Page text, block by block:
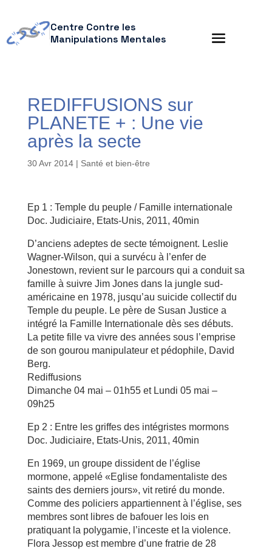
Centre Contre les
Manipulations Mentales
REDIFFUSIONS sur
PLANETE + : Une vie
après la secte
30 Avr 2014| Santé et bien-être
Ep 1 : Temple du peuple / Famille internationale
Doc. Judiciaire, Etats-Unis, 2011, 40min
D’anciens adeptes de secte témoignent. Leslie
Wagner-Wilson, qui a survécu à l’enfer de
Jonestown, revient sur le parcours qui a conduit sa
famille à suivre Jim Jones dans la jungle sud-
américaine en 1978, jusqu’au suicide collectif du
Temple du peuple. Le père de Susan Justice a
intégré la Famille Internationale dès ses débuts.
La petite fille va vivre des années sous l’emprise
de son gourou manipulateur et pédophile, David
Berg.
Rediffusions
Dimanche 04 mai – 01h55 et Lundi 05 mai –
09h25
Ep 2 : Entre les griffes des intégristes mormons
Doc. Judiciaire, Etats-Unis, 2011, 40min
En 1969, un groupe dissident de l’église
mormone, appelé «Eglise fondamentaliste des
saints des derniers jours», vit retiré du monde.
Comme des policiers appartiennent à l’église, ses
membres sont libres de bafouer les lois en
pratiquant la polygamie, l’inceste et la violence.
Flora Jessop est membre d’une fratrie de 28